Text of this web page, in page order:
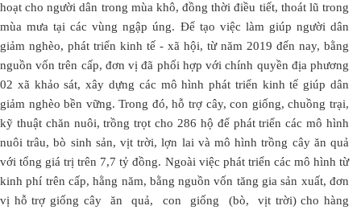
hoạt cho người dân trong mùa khô, đồng thời điều tiết, thoát lũ trong
mùa mưa tại các vùng ngập úng. Để tạo việc làm giúp người dân
giảm nghèo, phát triển kinh tế - xã hội, từ năm 2019 đến nay, bằng
nguồn vốn trên cấp, đơn vị đã phối hợp với chính quyền địa phương
02 xã khảo sát, xây dựng các mô hình phát triển kinh tế giúp dân
giảm nghèo bền vững. Trong đó, hỗ trợ cây, con giống, chuồng trại,
kỹ thuật chăn nuôi, trồng trọt cho 286 hộ để phát triển các mô hình
nuôi trâu, bò sinh sản, vịt trời, lợn lai và mô hình trồng cây ăn quả
với tổng giá trị trên 7,7 tỷ đồng. Ngoài việc phát triển các mô hình từ
kinh phí trên cấp, hằng năm, bằng nguồn vốn tăng gia sản xuất, đơn
vị hỗ trợ giống cây ăn quả, con giống (bò, vịt trời) cho hàng